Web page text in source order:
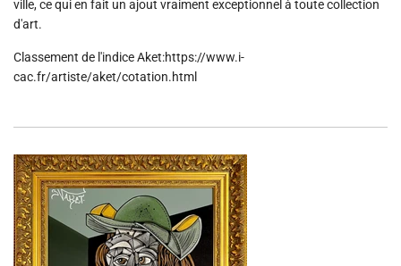
ville, ce qui en fait un ajout vraiment exceptionnel à toute collection
d'art.
Classement de l'indice Aket:https://www.i-
cac.fr/artiste/aket/cotation.html